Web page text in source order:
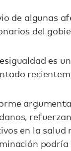
de algunas
del
es
en la salud